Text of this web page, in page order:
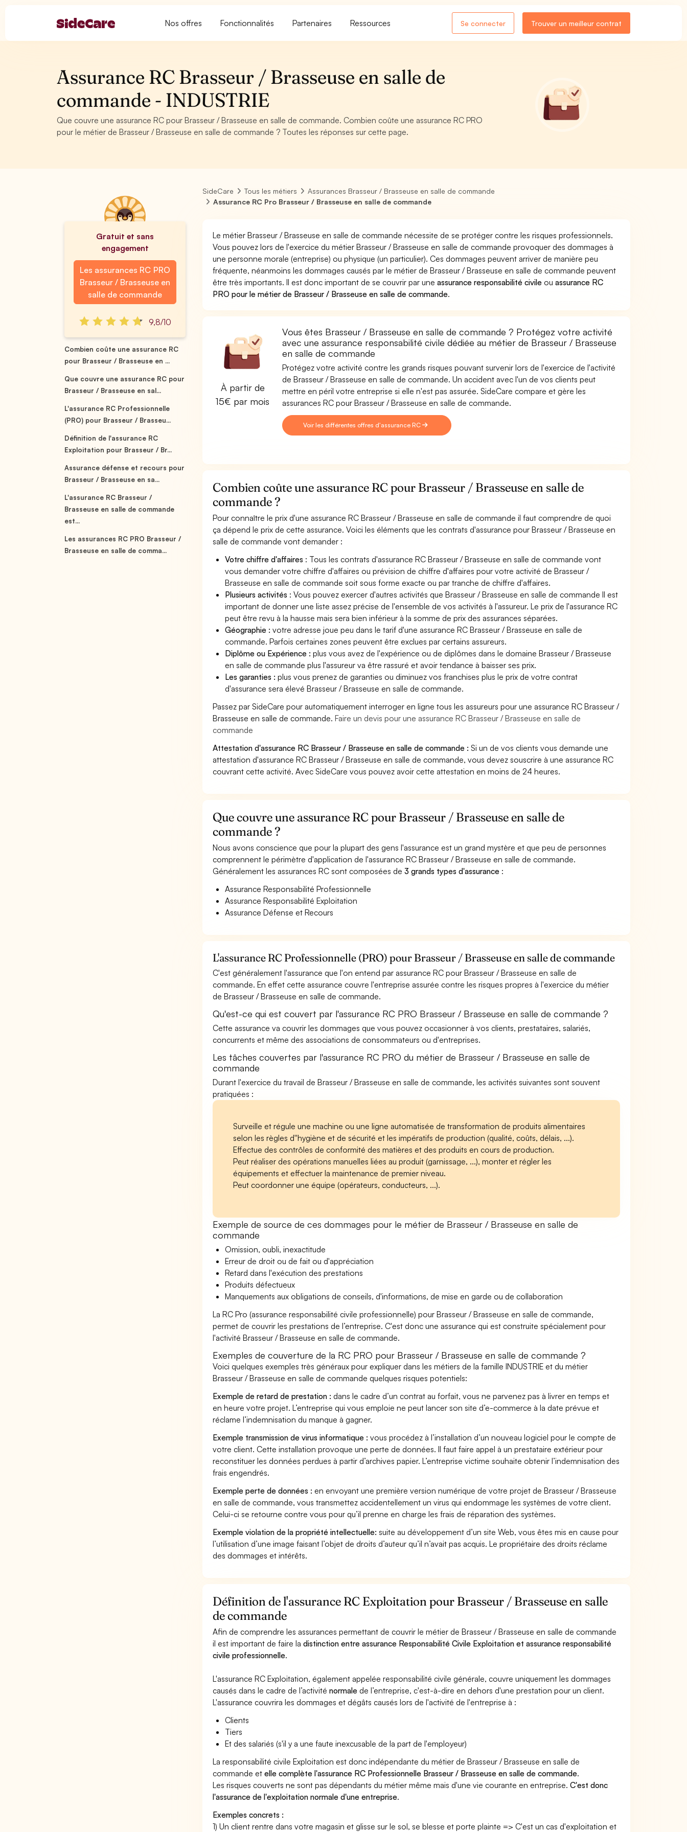
Nos offres Fonctionnalités Partenaires Ressources Se connecter Trouver un meilleur contrat
Assurance RC Brasseur / Brasseuse en salle de
commande - INDUSTRIE
Que couvre une assurance RC pour Brasseur / Brasseuse en salle de commande. Combien coûte une assurance RC PRO
pour le métier de Brasseur / Brasseuse en salle de commande ? Toutes les réponses sur cette page.
Gratuit et sans
engagement
Les assurances RC PRO
Brasseur / Brasseuse en
salle de commande
9,8/10
Combien coûte une assurance RC
pour Brasseur / Brasseuse en ...
Que couvre une assurance RC pour
Brasseur / Brasseuse en sal...
L'assurance RC Professionnelle
(PRO) pour Brasseur / Brasseu...
Définition de l'assurance RC
Exploitation pour Brasseur / Br...
Assurance défense et recours pour
Brasseur / Brasseuse en sa...
L'assurance RC Brasseur /
Brasseuse en salle de commande
est...
Les assurances RC PRO Brasseur /
Brasseuse en salle de comma...
SideCare Tous les métiers
Assurances Brasseur / Brasseuse en salle de commande
Assurance RC Pro Brasseur / Brasseuse en salle de commande
Le métier Brasseur / Brasseuse en salle de commande nécessite de se protéger contre les risques professionnels.
Vous pouvez lors de l'exercice du métier Brasseur / Brasseuse en salle de commande provoquer des dommages à
une personne morale (entreprise) ou physique (un particulier). Ces dommages peuvent arriver de manière peu
fréquente, néanmoins les dommages causés par le métier de Brasseur / Brasseuse en salle de commande peuvent
être très importants. Il est donc important de se couvrir par uneassurance responsabilité civile ouassurance RC
PRO pour le métier de Brasseur / Brasseuse en salle de commande.
À partir de
15€ par mois
Vous êtes Brasseur / Brasseuse en salle de commande ? Protégez votre activité
avec une assurance responsabilité civile dédiée au métier de Brasseur / Brasseuse
en salle de commande
Protégez votre activité contre les grands risques pouvant survenir lors de l'exercice de l'activité
de Brasseur / Brasseuse en salle de commande. Un accident avec l'un de vos clients peut
mettre en péril votre entreprise si elle n'est pas assurée. SideCare compare et gère les
assurances RC pour Brasseur / Brasseuse en salle de commande.
Voir les différentes offres d'assurance RC
Combien coûte une assurance RC pour Brasseur / Brasseuse en salle de
commande ?
Pour connaître le prix d'une assurance RC Brasseur / Brasseuse en salle de commande il faut comprendre de quoi
ça dépend le prix de cette assurance. Voici les éléments que les contrats d'assurance pour Brasseur / Brasseuse en
salle de commande vont demander :
Votre chiffre d'affaires : Tous les contrats d'assurance RC Brasseur / Brasseuse en salle de commande vont
vous demander votre chiffre d'affaires ou prévision de chiffre d'affaires pour votre activité de Brasseur /
Brasseuse en salle de commande soit sous forme exacte ou par tranche de chiffre d'affaires.
Plusieurs activités : Vous pouvez exercer d'autres activités que Brasseur / Brasseuse en salle de commande Il est
important de donner une liste assez précise de l'ensemble de vos activités à l'assureur. Le prix de l'assurance RC
peut être revu à la hausse mais sera bien inférieur à la somme de prix des assurances séparées.
Géographie :votre adresse joue peu dans le tarif d'une assurance RC Brasseur / Brasseuse en salle de
commande. Parfois certaines zones peuvent être exclues par certains assureurs.
Diplôme ou Expérience :plus vous avez de l'expérience ou de diplômes dans le domaine Brasseur / Brasseuse
en salle de commande plus l'assureur va être rassuré et avoir tendance à baisser ses prix.
Les garanties :plus vous prenez de garanties ou diminuez vos franchises plus le prix de votre contrat
d'assurance sera élevé Brasseur / Brasseuse en salle de commande.
Passez par SideCare pour automatiquement interroger en ligne tous les assureurs pour une assurance RC Brasseur /
Brasseuse en salle de commande.Faire un devis pour une assurance RC Brasseur / Brasseuse en salle de
commande
Attestation d'assurance RC Brasseur / Brasseuse en salle de commande : Si un de vos clients vous demande une
attestation d'assurance RC Brasseur / Brasseuse en salle de commande, vous devez souscrire à une assurance RC
couvrant cette activité. Avec SideCare vous pouvez avoir cette attestation en moins de 24 heures.
Que couvre une assurance RC pour Brasseur / Brasseuse en salle de
commande ?
Nous avons conscience que pour la plupart des gens l'assurance est un grand mystère et que peu de personnes
comprennent le périmètre d'application de l'assurance RC Brasseur / Brasseuse en salle de commande.
Généralement les assurances RC sont composées de3 grands types d'assurance :
Assurance Responsabilité Professionnelle
Assurance Responsabilité Exploitation
Assurance Défense et Recours
L'assurance RC Professionnelle (PRO) pour Brasseur / Brasseuse en salle de commande
C'est généralement l'assurance que l'on entend par assurance RC pour Brasseur / Brasseuse en salle de
commande. En effet cette assurance couvre l'entreprise assurée contre les risques propres à l'exercice du métier
de Brasseur / Brasseuse en salle de commande.
Qu'est-ce qui est couvert par l'assurance RC PRO Brasseur / Brasseuse en salle de commande ?
Cette assurance va couvrir les dommages que vous pouvez occasionner à vos clients, prestataires, salariés,
concurrents et même des associations de consommateurs ou d'entreprises.
Les tâches couvertes par l'assurance RC PRO du métier de Brasseur / Brasseuse en salle de
commande
Durant l'exercice du travail de Brasseur / Brasseuse en salle de commande, les activités suivantes sont souvent
pratiquées :
Surveille et régule une machine ou une ligne automatisée de transformation de produits alimentaires
selon les règles d''hygiène et de sécurité et les impératifs de production (qualité, coûts, délais, ...).
Effectue des contrôles de conformité des matières et des produits en cours de production.
Peut réaliser des opérations manuelles liées au produit (garnissage, ...), monter et régler les
équipements et effectuer la maintenance de premier niveau.
Peut coordonner une équipe (opérateurs, conducteurs, ...).
Exemple de source de ces dommages pour le métier de Brasseur / Brasseuse en salle de
commande
Omission, oubli, inexactitude
Erreur de droit ou de fait ou d'appréciation
Retard dans l'exécution des prestations
Produits défectueux
Manquements aux obligations de conseils, d'informations, de mise en garde ou de collaboration
La RC Pro (assurance responsabilité civile professionnelle) pour Brasseur / Brasseuse en salle de commande,
permet de couvrir les prestations de l’entreprise. C'est donc une assurance qui est construite spécialement pour
l'activité Brasseur / Brasseuse en salle de commande.
Exemples de couverture de la RC PRO pour Brasseur / Brasseuse en salle de commande ?
Voici quelques exemples très généraux pour expliquer dans les métiers de la famille INDUSTRIE et du métier
Brasseur / Brasseuse en salle de commande quelques risques potentiels:
Exemple de retard de prestation : dans le cadre d’un contrat au forfait, vous ne parvenez pas à livrer en temps et
en heure votre projet. L’entreprise qui vous emploie ne peut lancer son site d’e-commerce à la date prévue et
réclame l’indemnisation du manque à gagner.
Exemple transmission de virus informatique : vous procédez à l’installation d’un nouveau logiciel pour le compte de
votre client. Cette installation provoque une perte de données. Il faut faire appel à un prestataire extérieur pour
reconstituer les données perdues à partir d’archives papier. L’entreprise victime souhaite obtenir l’indemnisation des
frais engendrés.
Exemple perte de données : en envoyant une première version numérique de votre projet de Brasseur / Brasseuse
en salle de commande, vous transmettez accidentellement un virus qui endommage les systèmes de votre client.
Celui-ci se retourne contre vous pour qu’il prenne en charge les frais de réparation des systèmes.
Exemple violation de la propriété intellectuelle: suite au développement d’un site Web, vous êtes mis en cause pour
l’utilisation d’une image faisant l’objet de droits d’auteur qu’il n’avait pas acquis. Le propriétaire des droits réclame
des dommages et intérêts.
Définition de l'assurance RC Exploitation pour Brasseur / Brasseuse en salle
de commande
Afin de comprendre les assurances permettant de couvrir le métier de Brasseur / Brasseuse en salle de commande
il est important de faire ladistinction entre assurance Responsabilité Civile Exploitation et assurance responsabilité
civile professionnelle.
L'assurance RC Exploitation, également appelée responsabilité civile générale, couvre uniquement les dommages
causés dans le cadre de l’activiténormale de l’entreprise, c'est-à-dire en dehors d'une prestation pour un client.
L'assurance couvrira les dommages et dégâts causés lors de l'activité de l'entreprise à :
Clients
Tiers
Et des salariés (s'il y a une faute inexcusable de la part de l'employeur)
La responsabilité civile Exploitation est donc indépendante du métier de Brasseur / Brasseuse en salle de
commande etelle complète l'assurance RC Professionnelle Brasseur / Brasseuse en salle de commande.
Les risques couverts ne sont pas dépendants du métier même mais d'une vie courante en entreprise.C'est donc
l'assurance de l'exploitation normale d'une entreprise.
Exemples concrets :
1) Un client rentre dans votre magasin et glisse sur le sol, se blesse et porte plainte => C'est un cas d'exploitation et